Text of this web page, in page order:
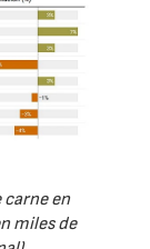
en
miles de